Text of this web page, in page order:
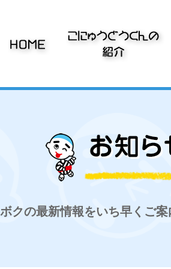
ボクの最新情報をいち早くご案